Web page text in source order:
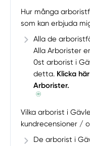
Hur många
som kan erbjuda
Alla de
Alla Arborister
0st arborist i
detta. Klicka
Arborister.
Vilka arborist i
kundrecensioner /
De arborist i